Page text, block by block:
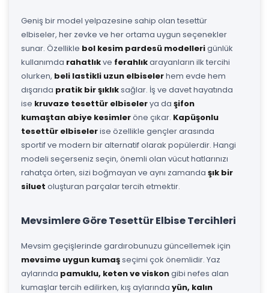
Geniş bir model yelpazesine sahip olan tesettür
elbiseler, her zevke ve her ortama uygun seçenekler
sunar. Özellikle bol kesim pardesü modellerigünlük
kullanımda rahatlıkve ferahlıkarayanların ilk tercihi
olurken, beli lastikli uzun elbiselerhem evde hem
dışarıda pratik bir şıklıksağlar. İş ve davet hayatında
ise kruvaze tesettür elbiselerya da şifon
kumaştan abiye kesimleröne çıkar. Kapüşonlu
tesettür elbiselerise özellikle gençler arasında
sportif ve modern bir alternatif olarak popülerdir. Hangi
modeli seçerseniz seçin, önemli olan vücut hatlarınızı
rahatça örten, sizi boğmayan ve aynı zamanda şık bir
siluet oluşturan parçalar tercih etmektir.
Mevsimlere Göre Tesettür Elbise Tercihleri
Mevsim geçişlerinde gardırobunuzu güncellemek için
mevsime uygun kumaşseçimi çok önemlidir. Yaz
aylarında pamuklu, keten ve viskongibi nefes alan
kumaşlar tercih edilirken, kış aylarında yün, kalın